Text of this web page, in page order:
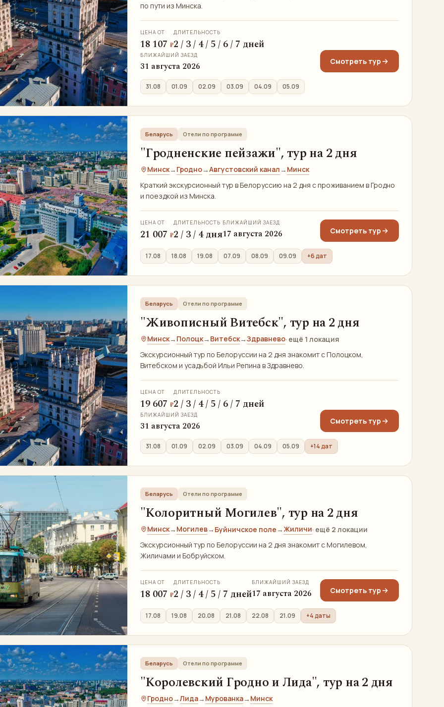
по пути из Минска.
ЦЕНА ОТ
18 107 ₽
ДЛИТЕЛЬНОСТЬ
2 / 3 / 4 / 5 / 6 / 7 дней
БЛИЖАЙШИЙ ЗАЕЗД
31 августа 2026 Смотреть тур
31.08 01.09 02.09 03.09 04.09 05.09
Беларусь Отели по программе
"Гродненские пейзажи", тур на 2 дня
Минск→ Гродно→Августовский канал → Минск
Краткий экскурсионный тур в Белоруссию на 2 дня с проживанием в Гродно
и поездкой из Минска.
ЦЕНА ОТ
21 007 ₽
ДЛИТЕЛЬНОСТЬ
2 / 3 / 4 дня
БЛИЖАЙШИЙ ЗАЕЗД
17 августа 2026 Смотреть тур
17.08 18.08 19.08 07.09 08.09 09.09 +6 дат
Беларусь Отели по программе
"Живописный Витебск", тур на 2 дня
Минск→ Полоцк→ Витебск→Здравнево· ещё 1 локация
Экскурсионный тур по Белоруссии на 2 дня знакомит с Полоцком,
Витебском и усадьбой Ильи Репина в Здравнево.
ЦЕНА ОТ
19 607 ₽
ДЛИТЕЛЬНОСТЬ
2 / 3 / 4 / 5 / 6 / 7 дней
БЛИЖАЙШИЙ ЗАЕЗД
31 августа 2026 Смотреть тур
31.08 01.09 02.09 03.09 04.09 05.09 +14 дат
Беларусь Отели по программе
"Колоритный Могилев", тур на 2 дня
Минск→ Могилев→ Буйничское поле →Жиличи· ещё 2 локации
Экскурсионный тур по Белоруссии на 2 дня знакомит с Могилевом,
Жиличами и Бобруйском.
ЦЕНА ОТ
18 007 ₽
ДЛИТЕЛЬНОСТЬ
2 / 3 / 4 / 5 / 7 дней
БЛИЖАЙШИЙ ЗАЕЗД
17 августа 2026 Смотреть тур
17.08 19.08 20.08 21.08 22.08 21.09 +4 даты
Беларусь Отели по программе
"Королевский Гродно и Лида", тур на 2 дня
Гродно→Лида→ Мурованка→ Минск